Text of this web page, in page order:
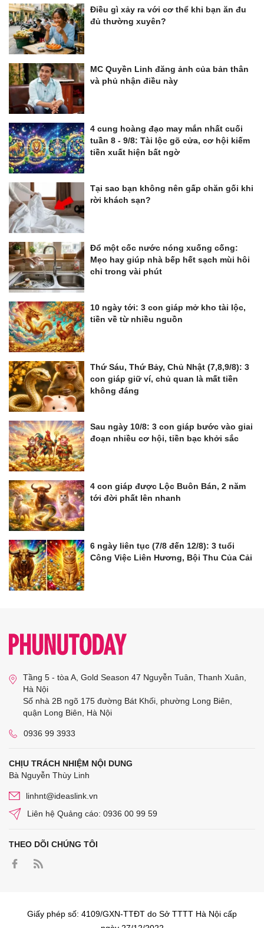
Điều gì xảy ra với cơ thể khi bạn ăn đu
đủ thường xuyên?
MC Quyền Linh đăng ảnh của bản thân
và phủ nhận điều này
4 cung hoàng đạo may mắn nhất cuối
tuần 8 - 9/8: Tài lộc gõ cửa, cơ hội kiếm
tiền xuất hiện bất ngờ
Tại sao bạn không nên gấp chăn gối khi
rời khách sạn?
Đổ một cốc nước nóng xuống cống:
Mẹo hay giúp nhà bếp hết sạch mùi hôi
chỉ trong vài phút
10 ngày tới: 3 con giáp mở kho tài lộc,
tiền về từ nhiều nguồn
Thứ Sáu, Thứ Bảy, Chủ Nhật (7,8,9/8): 3
con giáp giữ ví, chủ quan là mất tiền
không đáng
Sau ngày 10/8: 3 con giáp bước vào giai
đoạn nhiều cơ hội, tiền bạc khởi sắc
4 con giáp được Lộc Buôn Bán, 2 năm
tới đời phất lên nhanh
6 ngày liên tục (7/8 đến 12/8): 3 tuổi
Công Việc Liên Hương, Bội Thu Của Cải
Tầng 5 - tòa A, Gold Season 47 Nguyễn Tuân, Thanh Xuân,
Hà Nội
Số nhà 2B ngõ 175 đường Bát Khối, phường Long Biên,
quận Long Biên, Hà Nội
0936 99 3933
CHỊU TRÁCH NHIỆM NỘI DUNG
Bà Nguyễn Thùy Linh
linhnt@ideaslink.vn
Liên hệ Quảng cáo: 0936 00 99 59
THEO DÕI CHÚNG TÔI
Giấy phép số: 4109/GXN-TTĐT do Sở TTTT Hà Nội cấp